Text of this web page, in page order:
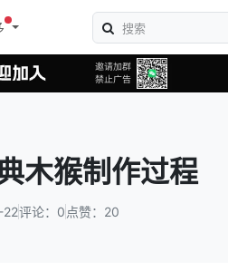
木猴制作过程
22评论：0 点赞：20